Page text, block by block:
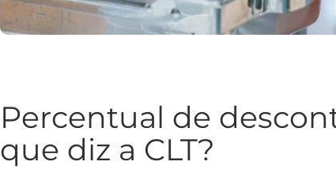
Percentual de
que diz a CLT?